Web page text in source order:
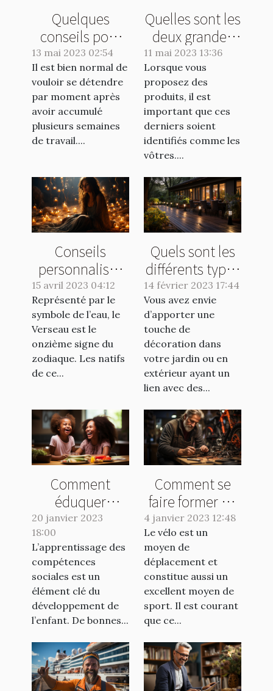
Quelques
conseils pour
éviter les
vomissements
lors d'un tour
de manège
13 mai 2023 02:54
Il est bien normal de
vouloir se détendre
par moment après
avoir accumulé
plusieurs semaines
de travail....
Quelles sont les
deux grandes
catégories de
marquage
industriel?
11 mai 2023 13:36
Lorsque vous
proposez des
produits, il est
important que ces
derniers soient
identifiés comme les
vôtres....
Conseils
personnalisés
pour les natifs
du signe
Verseau :
comment
maximiser votre
potentiel
15 avril 2023 04:12
Représenté par le
symbole de l’eau, le
Verseau est le
onzième signe du
zodiaque. Les natifs
de ce...
Quels sont les
différents types
d’éclairage que
vous pouvez
avoir dans votre
jardin ?
14 février 2023 17:44
Vous avez envie
d’apporter une
touche de
décoration dans
votre jardin ou en
extérieur ayant un
lien avec des...
Comment
éduquer
positivement
votre enfant ?
20 janvier 2023
18:00
L’apprentissage des
compétences
sociales est un
élément clé du
développement de
l’enfant. De bonnes...
Comment se
faire former en
réparation vélo
?
4 janvier 2023 12:48
Le vélo est un
moyen de
déplacement et
constitue aussi un
excellent moyen de
sport. Il est courant
que ce...